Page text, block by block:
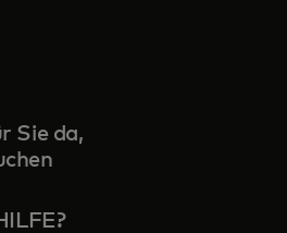
Sie da,